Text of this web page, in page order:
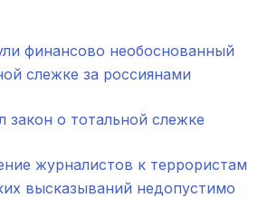
финансово необоснованный
слежке за россиянами
закон о тотальной слежке
журналистов к террористам
высказываний недопустимо